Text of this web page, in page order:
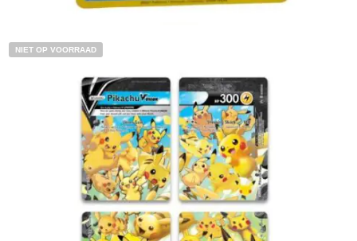
NIET OP VOORRAAD
€20.00